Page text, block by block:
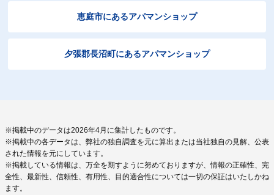
恵庭市にあるアパマンショップ
夕張郡長沼町にあるアパマンショップ
※掲載中のデータは2026年4月に集計したものです。
※掲載中の各データは、弊社の独自調査を元に算出または当社独自の見解、公表
された情報を元にしています。
※掲載している情報は、万全を期すように努めておりますが、情報の正確性、完
全性、最新性、信頼性、有用性、目的適合性については一切の保証はいたしかね
ます。